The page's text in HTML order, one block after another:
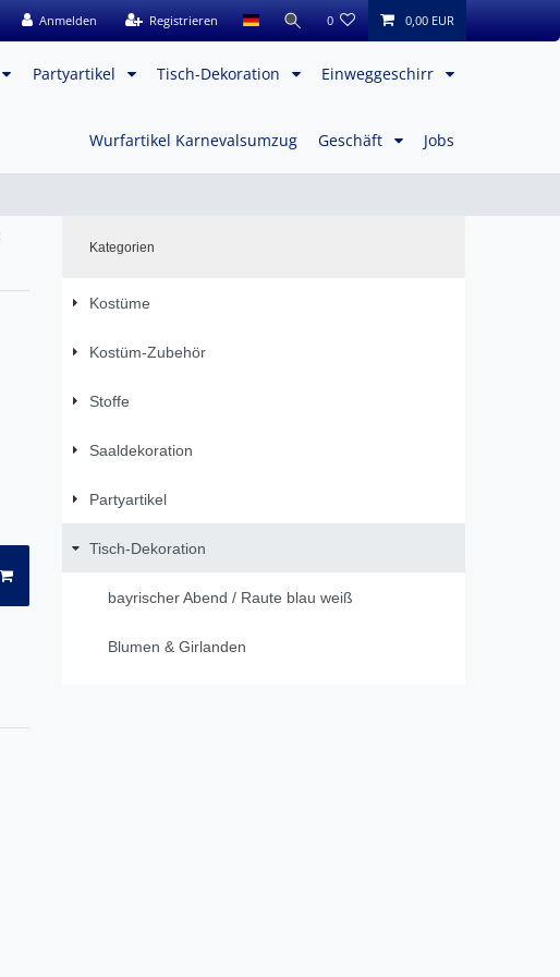
Anmelden Registrieren 0 0,00 EUR
Partyartikel Tisch-Dekoration Einweggeschirr
Wurfartikel Karnevalsumzug Geschäft Jobs
Kategorien
Kostüme
Kostüm-Zubehör
Stoffe
Saaldekoration
Partyartikel
Tisch-Dekoration
bayrischer Abend / Raute blau weiß
Blumen & Girlanden